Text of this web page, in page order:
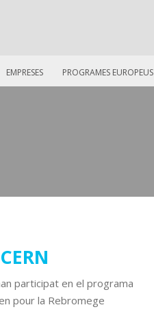
EMPRESES PROGRAMES EUROPEUS
participat en el programa
pour la Rebromege